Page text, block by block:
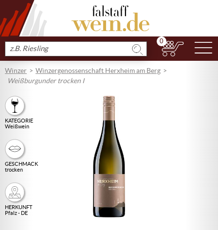
Produkt
suchen
0
Winzer
Winzergenossenschaft Herxheim am Berg
Weißburgunder trocken I
KATEGORIE
Weißwein
GESCHMACK
trocken
HERKUNFT
Pfalz - DE